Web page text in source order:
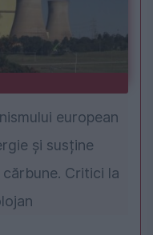
european
și susține
Critici la